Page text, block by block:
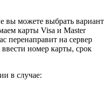
вы можете выбрать вариант
карты Visa и Master
перенаправит на сервер
номер карты, срок
в случае: